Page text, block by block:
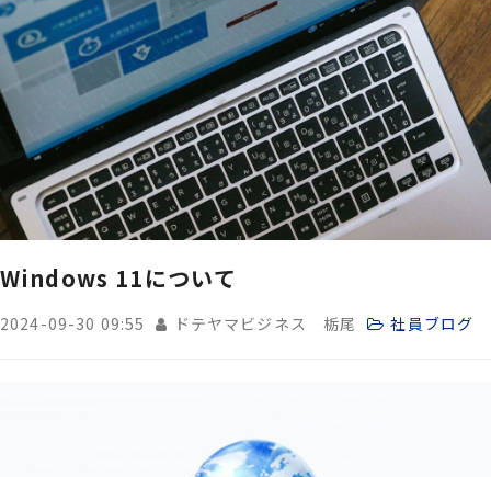
Windows 11について
2024-09-30 09:55 ドテヤマビジネス 栃尾 社員ブログ